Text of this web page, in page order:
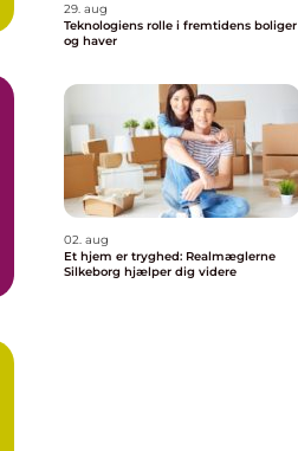
29. aug
Teknologiens rolle i fremtidens boliger
og haver
02. aug
Et hjem er tryghed: Realmæglerne
Silkeborg hjælper dig videre